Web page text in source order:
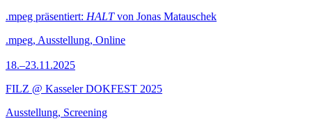
.mpeg präsentiert: HALTvon Jonas Matauschek
.mpeg, Ausstellung, Online
18.–23.11.2025
FILZ @ Kasseler DOKFEST 2025
Ausstellung, Screening